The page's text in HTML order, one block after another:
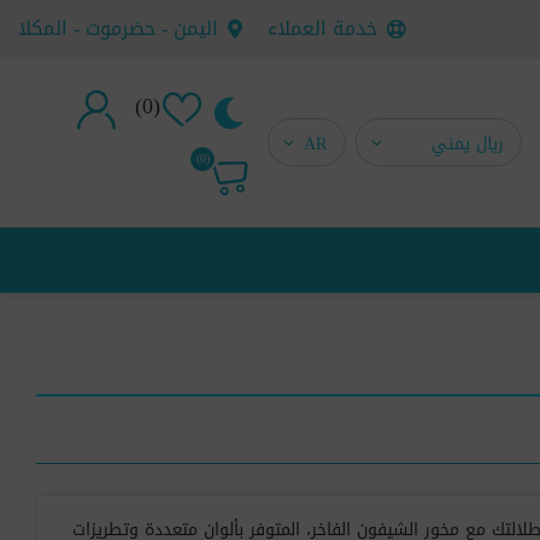
خدمة العملاء اليمن - حضرموت - المكلا
(0)
تسجيل جديد(0)
مع مخور الشيفون الفاخر، المتوفر بألوان متعددة وتطريزات